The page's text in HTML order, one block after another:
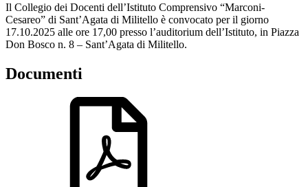
Il Collegio dei Docenti dell’Istituto Comprensivo “Marconi-
Cesareo” di Sant’Agata di Militello è convocato per il giorno
17.10.2025 alle ore 17,00 presso l’auditorium dell’Istituto, in Piazza
Don Bosco n. 8 – Sant’Agata di Militello.
Documenti